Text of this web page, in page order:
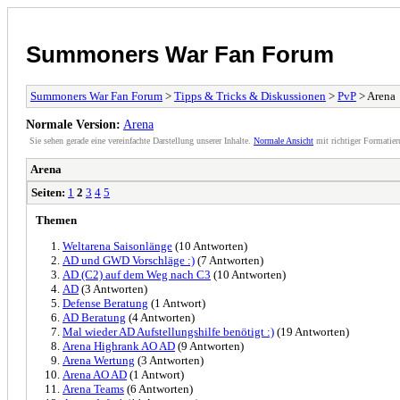
Summoners War Fan Forum
Summoners War Fan Forum > Tipps & Tricks & Diskussionen > PvP > Arena
Normale Version: Arena
Sie sehen gerade eine vereinfachte Darstellung unserer Inhalte. Normale Ansicht mit richtiger
Arena
Seiten: 1 2 3 4 5
Themen
Weltarena Saisonlänge (10 Antworten)
AD und GWD Vorschläge :) (7 Antworten)
AD (C2) auf dem Weg nach C3 (10 Antworten)
AD (3 Antworten)
Defense Beratung (1 Antwort)
AD Beratung (4 Antworten)
Mal wieder AD Aufstellungshilfe benötigt :) (19 Antworten)
Arena Highrank AO AD (9 Antworten)
Arena Wertung (3 Antworten)
Arena AO AD (1 Antwort)
Arena Teams (6 Antworten)